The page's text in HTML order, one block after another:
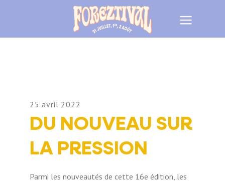
25 avril 2022
DU NOUVEAU SUR
LA PRESSION
Parmi les nouveautés de cette 16e édition, les